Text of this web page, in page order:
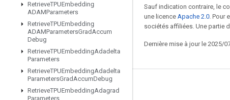
RetrieveTPUEmbedding
ADAMParameters
RetrieveTPUEmbedding
ADAMParametersGradAccum
Debug
RetrieveTPUEmbeddingAdadelta
Parameters
RetrieveTPUEmbeddingAdadelta
ParametersGradAccumDebug
RetrieveTPUEmbeddingAdagrad
Parameters
Sauf indication contraire, le
une licence Apache 2.0 . Pour
sociétés affiliées. Une partie
Dernière mise à jour le 2025/
Rester connecté